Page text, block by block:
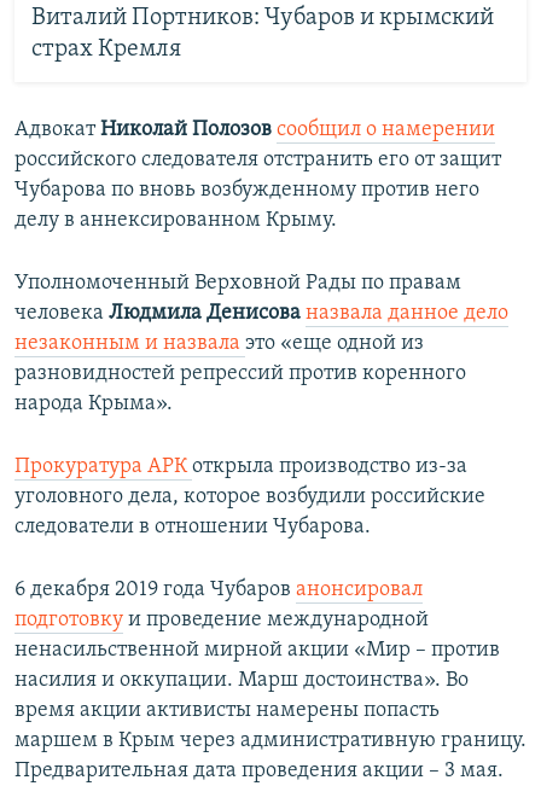
Виталий Портников: Чубаров и крымский
страх Кремля
АдвокатНиколай Полозов сообщил о намерении
российского следователя отстранить его от защит
Чубарова по вновь возбужденному против него
делу в аннексированном Крыму.
Уполномоченный Верховной Рады по правам
человека Людмила Денисова назвала данное дело
незаконным и назвала это «еще одной из
разновидностей репрессий против коренного
народа Крыма». ​
Прокуратура АРКоткрыла производство из-за
уголовного дела, которое возбудили российские
следователи в отношении Чубарова.
6 декабря 2019 года Чубаров анонсировал
подготовку и проведение международной
ненасильственной мирной акции «Мир – против
насилия и оккупации. Марш достоинства». Во
время акции активисты намерены попасть
маршем в Крым через административную границу.
Предварительная дата проведения акции – 3 мая.